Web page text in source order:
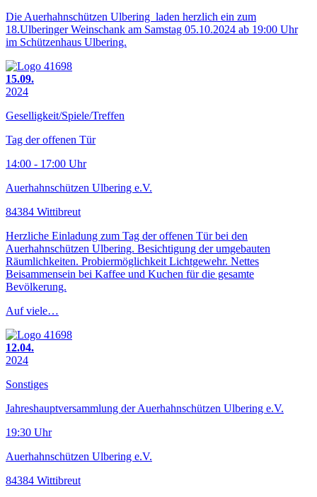
Die Auerhahnschützen Ulbering laden herzlich ein zum
18.Ulberinger Weinschank am Samstag 05.10.2024 ab 19:00 Uhr
im Schützenhaus Ulbering.
15.09.
2024
Geselligkeit/Spiele/Treffen
Tag der offenen Tür
14:00 - 17:00 Uhr
Auerhahnschützen Ulbering e.V.
84384 Wittibreut
Herzliche Einladung zum Tag der offenen Tür bei den
Auerhahnschützen Ulbering. Besichtigung der umgebauten
Räumlichkeiten. Probiermöglichkeit Lichtgewehr. Nettes
Beisammensein bei Kaffee und Kuchen für die gesamte
Bevölkerung.
Auf viele…
12.04.
2024
Sonstiges
Jahreshauptversammlung der Auerhahnschützen Ulbering e.V.
19:30 Uhr
Auerhahnschützen Ulbering e.V.
84384 Wittibreut